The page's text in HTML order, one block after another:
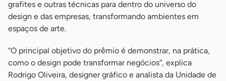
grafites e outras técnicas para dentro do universo do
design e das empresas, transformando ambientes em
espaços de arte.
“O principal objetivo do prêmio é demonstrar, na prática,
como o design pode transformar negócios”, explica
Rodrigo Oliveira, designer gráfico e analista da Unidade de